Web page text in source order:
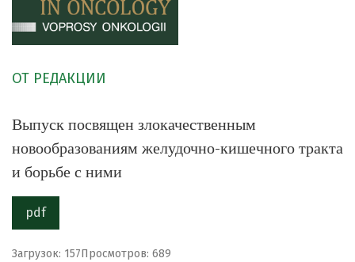
ОТ РЕДАКЦИИ
Выпуск посвящен злокачественным
новообразованиям желудочно-кишечного тракта
и борьбе с ними
pdf
Загрузок: 157Просмотров: 689